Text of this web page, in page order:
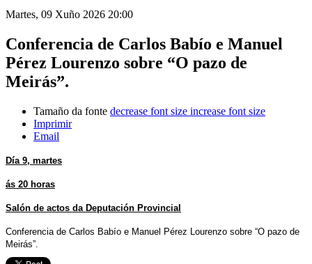
Martes, 09 Xuño 2026 20:00
Conferencia de Carlos Babío e Manuel
Pérez Lourenzo sobre “O pazo de
Meirás”.
Tamaño da fonte decrease font size increase font size
Imprimir
Email
Día 9, martes
ás 20 horas
Salón de actos da Deputación Provincial
Conferencia de Carlos Babío e Manuel Pérez Lourenzo sobre “O pazo de
Meirás”.